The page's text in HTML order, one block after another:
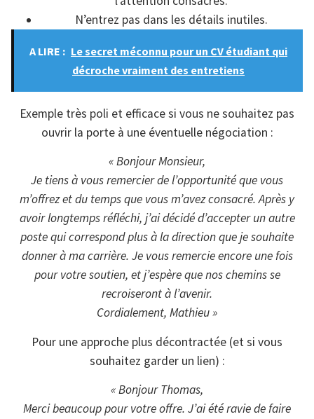
N’entrez pas dans les détails inutiles.
A LIRE : Le secret méconnu pour un CV étudiant qui
décroche vraiment des entretiens
Exemple très poli et efficace si vous ne souhaitez pas
ouvrir la porte à une éventuelle négociation :
« Bonjour Monsieur,
Je tiens à vous remercier de l’opportunité que vous
m’offrez et du temps que vous m’avez consacré. Après y
avoir longtemps réfléchi, j’ai décidé d’accepter un autre
poste qui correspond plus à la direction que je souhaite
donner à ma carrière. Je vous remercie encore une fois
pour votre soutien, et j’espère que nos chemins se
recroiseront à l’avenir.
Cordialement, Mathieu »
Pour une approche plus décontractée (et si vous
souhaitez garder un lien) :
« Bonjour Thomas,
Merci beaucoup pour votre offre. J’ai été ravie de faire